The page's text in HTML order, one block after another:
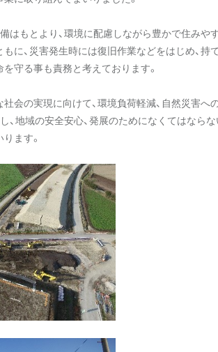
はもとより、環境に配慮しながら豊かで住みや
に、災害発生時には復旧作業などをはじめ、持
守る事も責務と考えております。
会の実現に向けて、環境負荷軽減、自然災害へ
、地域の安全安心、発展のためになくてはなら
ます。